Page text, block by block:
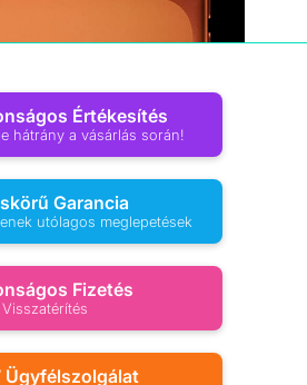
Értékesítés
hátrány a vásárlás során!
Garancia
utólagos meglepetések
Fizetés
Ügyfélszolgálat